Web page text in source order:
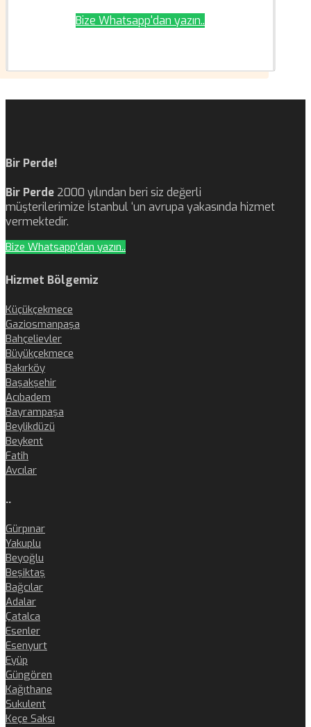
Bize Whatsapp'dan yazın..
Bir Perde!
Bir Perde 2000 yılından beri siz değerli
müşterilerimize İstanbul ‘un avrupa yakasında hizmet
vermektedir.
Bize Whatsapp'dan yazın..
Hizmet Bölgemiz
Küçükçekmece
Gaziosmanpaşa
Bahçelievler
Büyükçekmece
Bakırköy
Başakşehir
Acıbadem
Bayrampaşa
Beylikdüzü
Beykent
Fatih
Avcılar
..
Gürpınar
Yakuplu
Beyoğlu
Beşiktaş
Bağcılar
Adalar
Çatalca
Esenler
Esenyurt
Eyüp
Güngören
Kağıthane
Sukulent
Keçe Saksı